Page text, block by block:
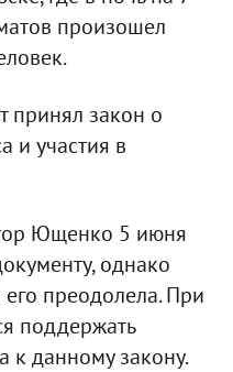
произошел
принял закон о
и участия в
Ющенко 5 июня
однако
преодолела. При
поддержать
к данному закону.